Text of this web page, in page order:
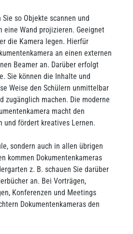
so Objekte scannen und
eine Wand projizieren. Geeignet
die Kamera legen. Hierfür
an einen externen
Beamer an. Darüber erfolgt
Sie können die Inhalte und
Weise den Schülern unmittelbar
zugänglich machen. Die moderne
macht den
und fördert kreatives Lernen.
sondern auch in allen übrigen
kommen Dokumentenkameras
z. B. schauen Sie darüber
an. Bei Vorträgen,
Konferenzen und Meetings
Dokumentenkameras den